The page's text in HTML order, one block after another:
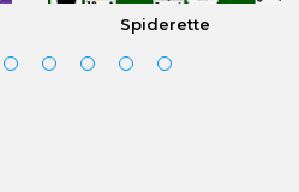
Spiderette